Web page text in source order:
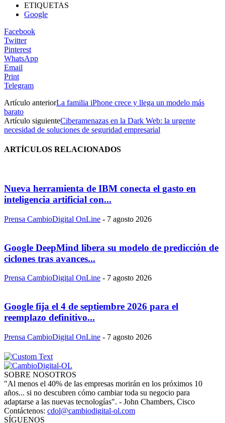
ETIQUETAS
Google
Facebook
Twitter
Pinterest
WhatsApp
Email
Print
Telegram
Artículo anteriorLa familia iPhone crece y llega un modelo más
barato
Artículo siguienteCiberamenazas en la Dark Web: la urgente
necesidad de soluciones de seguridad empresarial
ARTÍCULOS RELACIONADOS
Nueva herramienta de IBM conecta el gasto en
inteligencia artificial con...
Prensa CambioDigital OnLine - 7 agosto 2026
Google DeepMind libera su modelo de predicción de
ciclones tras avances...
Prensa CambioDigital OnLine - 7 agosto 2026
Google fija el 4 de septiembre 2026 para el
reemplazo definitivo...
Prensa CambioDigital OnLine - 7 agosto 2026
SOBRE NOSOTROS
"Al menos el 40% de las empresas morirán en los próximos 10
años... si no descubren cómo cambiar toda su negocio para
adaptarse a las nuevas tecnologías". - John Chambers, Cisco
Contáctenos: cdol@cambiodigital-ol.com
SÍGUENOS